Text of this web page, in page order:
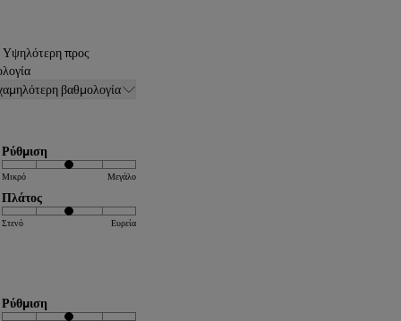
Υψηλότερη προς
βαθμολογία
Ρύθμιση
Μικρό Μεγάλο
Πλάτος
Στενό Ευρεία
Ρύθμιση